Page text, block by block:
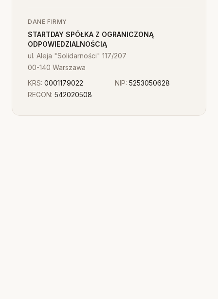
DANE FIRMY
STARTDAY SPÓŁKA Z OGRANICZONĄ
ODPOWIEDZIALNOŚCIĄ
ul. Aleja "Solidarności" 117/207
00-140 Warszawa
KRS: 0001179022 NIP: 5253050628
REGON: 542020508